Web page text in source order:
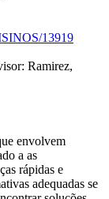
13919
Ramirez,
envolvem
a as
rápidas e
adequadas se